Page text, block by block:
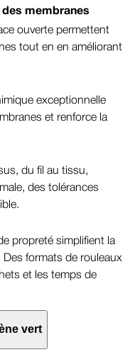
membranes
ouverte permettent
tout en en améliorant
exceptionnelle
et renforce la
du fil au tissu,
des tolérances
propreté simplifient la
formats de rouleaux
et les temps de
vert